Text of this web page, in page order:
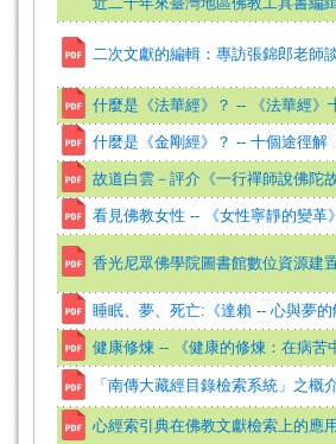
二次文獻的編輯：專訪張錦郎老師
什麼是《法華經》？ -- 《法華經》
什麼是《金剛經》？ -- 十個途徑解
故道白雲－評介《一行禪師說佛陀故
看見佛教女性 -- 《女性寧靜的變革
香光尼眾佛學院圖書館數位資源建
睡眠、夢、死亡:《達賴 -- 心與夢
健康修煉 -- 《健康的修煉：在病苦
「南傳大藏經目錄檢索系統」之概
心經索引典在佛教文獻檢索上的應用